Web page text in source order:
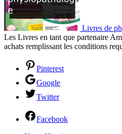
Livres de
Les Livres en tant que partenaire
achats remplissant les conditions
Pinterest
Google
Twitter
Facebook